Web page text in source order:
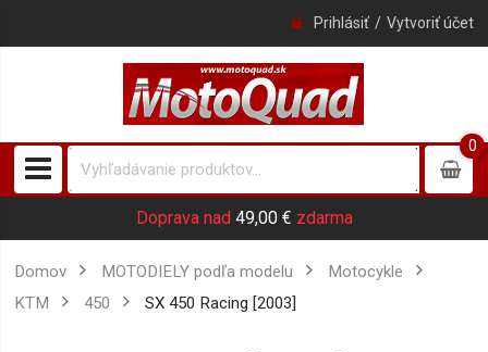
Prihlásiť Vytvoriť účet
0
0item
Doprava nad 49,00 € zdarma
Domov MOTODIELY podľa modelu
Motocykle
KTM
450 SX 450 Racing [2003]